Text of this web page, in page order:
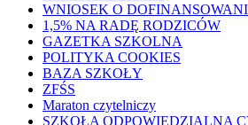
WNIOSEK O
1,5% NA RADĘ RODZICÓW
GAZETKA SZKOLNA
POLITYKA COOKIES
BAZA SZKOŁY
ZFŚS
Maraton czytelniczy
SZKOŁA ODPOWIEDZIALNA